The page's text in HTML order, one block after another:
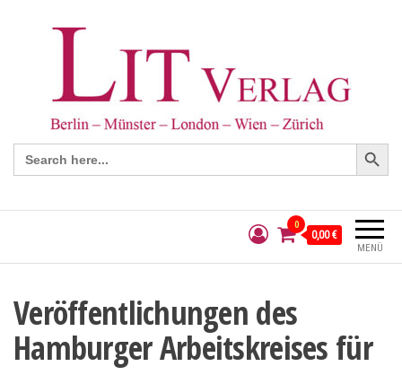
Search
for:
Search Button
MENÜ
0
0,00 €
Veröffentlichungen des
Hamburger Arbeitskreises für